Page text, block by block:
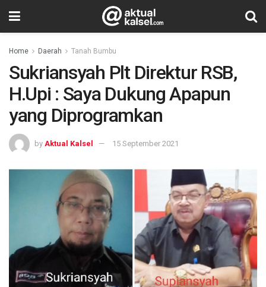
Home Daerah Tanah Bumbu
Sukriansyah Plt Direktur RSB,
H.Upi : Saya Dukung Apapun
yang Diprogramkan
by Aktual Kalsel 15 September 2021